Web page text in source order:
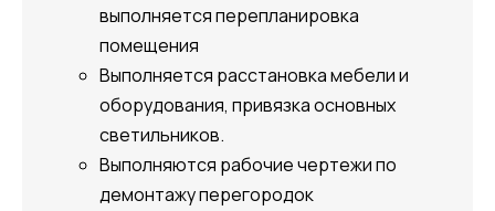
выполняется перепланировка
помещения
Выполняется расстановка мебели и
оборудования, привязка основных
светильников.
Выполняются рабочие чертежи по
демонтажу перегородок